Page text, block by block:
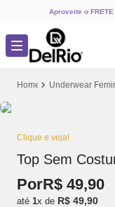
Aproveite o
Clique e veja!
Top Sem
PorR$ 49,90
até 1x de R$ 49,90